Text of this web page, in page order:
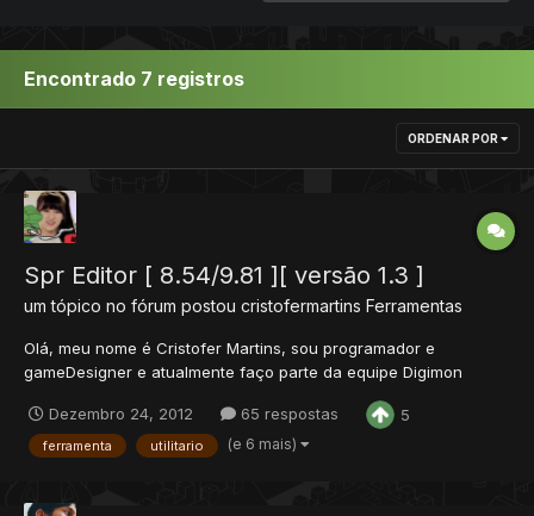
Encontrado 7 registros
ORDENAR POR
Spr Editor [ 8.54/9.81 ][ versão 1.3 ]
um tópico no fórum postou cristofermartins Ferramentas
Olá, meu nome é Cristofer Martins, sou programador e
gameDesigner e atualmente faço parte da equipe Digimon
que desenvolvi para a equipe por que outros editores não eram
funcionais/simples o suficiente. Alem disso, vi que não há sprite
Dezembro 24, 2012 65 respostas 5
ferramenta utilitario (e 6 mais)